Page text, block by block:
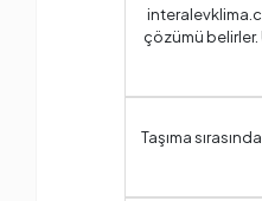
çözümü
Taşıma